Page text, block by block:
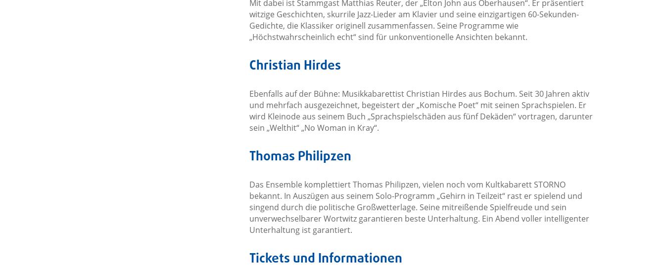
Mit dabei ist Stammgast Matthias Reuter, der „Elton John aus Oberhausen“. Er präsentiert
witzige Geschichten, skurrile Jazz-Lieder am Klavier und seine einzigartigen 60-Sekunden-
Gedichte, die Klassiker originell zusammenfassen. Seine Programme wie
„Höchstwahrscheinlich echt“ sind für unkonventionelle Ansichten bekannt.
Christian Hirdes
Ebenfalls auf der Bühne: Musikkabarettist Christian Hirdes aus Bochum. Seit 30 Jahren aktiv
und mehrfach ausgezeichnet, begeistert der „Komische Poet“ mit seinen Sprachspielen. Er
wird Kleinode aus seinem Buch „Sprachspielschäden aus fünf Dekäden“ vortragen, darunter
sein „Welthit“ „No Woman in Kray“.
Thomas Philipzen
Das Ensemble komplettiert Thomas Philipzen, vielen noch vom Kultkabarett STORNO
bekannt. In Auszügen aus seinem Solo-Programm „Gehirn in Teilzeit“ rast er spielend und
singend durch die politische Großwetterlage. Seine mitreißende Spielfreude und sein
unverwechselbarer Wortwitz garantieren beste Unterhaltung. Ein Abend voller intelligenter
Unterhaltung ist garantiert.
Tickets und Informationen